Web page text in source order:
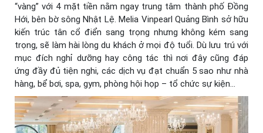
“vàng” với 4 mặt tiền nằm ngay trung tâm thành phố Đồng
Hới, bên bờ sông Nhật Lệ. Melia Vinpearl Quảng Bình sở hữu
kiến trúc tân cổ điển sang trọng nhưng không kém sang
trọng, sẽ làm hài lòng du khách ở mọi độ tuổi. Dù lưu trú với
mục đích nghỉ dưỡng hay công tác thì nơi đây cũng đáp
ứng đầy đủ tiện nghi, các dịch vụ đạt chuẩn 5 sao như nhà
hàng, bể bơi, spa, gym, phòng hội họp – tổ chức sự kiện…